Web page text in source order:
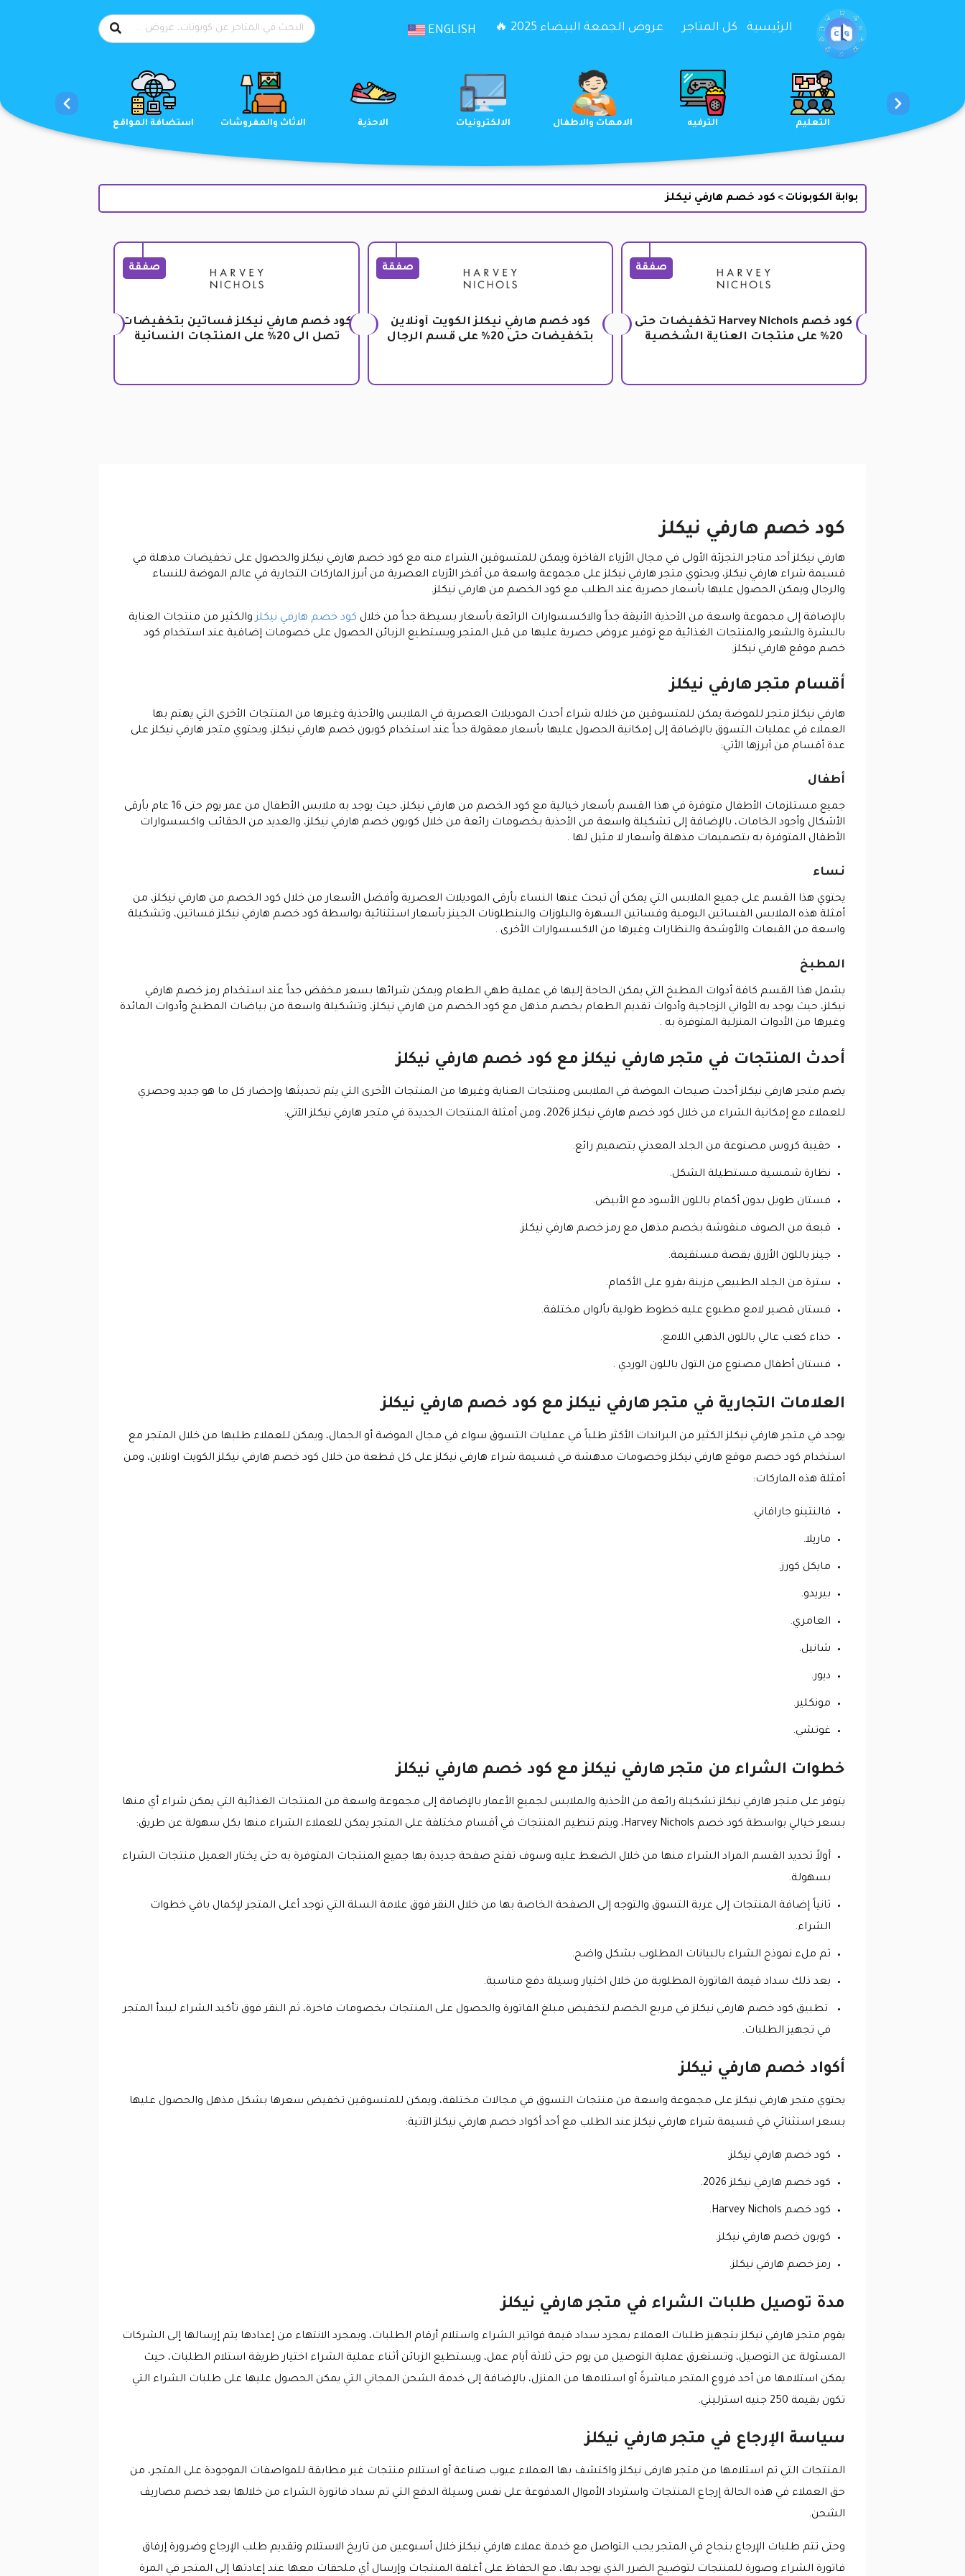
تخطي إلى المحتوى
الرئيسية كل المتاجر عروض الجمعة البيضاء 2025 🔥 ENGLISH
استضافة المواقع الاثاث والمفروشات الاحذية الالكترونيات الامهات والاطفال الترفيه التعليم الجمال والعناية الخدمات
بوابة الكوبونات > كود خصم هارفي نيكلز
صفقة
كود خصم Harvey Nichols تخفيضات حتى
20% على منتجات العناية الشخصية
صفقة
كود خصم هارفي نيكلز الكويت أونلاين
بتخفيضات حتى 20% على قسم الرجال
صفقة
كود خصم هارفي نيكلز فساتين بتخفيضات
تصل الى 20% على المنتجات النسائية
كود خصم هارفي نيكلز
هارفي نيكلز أحد متاجر التجزئة الأولى في مجال الأزياء الفاخرة ويمكن للمتسوقين الشراء منه مع كود خصم هارفي نيكلز والحصول على تخفيضات مذهلة في
قسيمة شراء هارفي نيكلز، ويحتوي متجر هارفي نيكلز على مجموعة واسعة من أفخر الأزياء العصرية من أبرز الماركات التجارية في عالم الموضة للنساء
والرجال ويمكن الحصول عليها بأسعار حصرية عند الطلب مع كود الخصم من هارفي نيكلز.
بالإضافة إلى مجموعة واسعة من الأحذية الأنيقة جداً والاكسسوارات الرائعة بأسعار بسيطة جداً من خلال كود خصم هارفي نيكلزوالكثير من منتجات العناية
بالبشرة والشعر والمنتجات الغذائية مع توفير عروض حصرية عليها من قبل المتجر ويستطيع الزبائن الحصول على خصومات إضافية عند استخدام كود
خصم موقع هارفي نيكلز.
أقسام متجر هارفي نيكلز
هارفي نيكلز متجر للموضة يمكن للمتسوقين من خلاله شراء أحدث الموديلات العصرية في الملابس والأحذية وغيرها من المنتجات الأخرى التي يهتم بها
العملاء في عمليات التسوق بالإضافة إلى إمكانية الحصول عليها بأسعار معقولة جداً عند استخدام كوبون خصم هارفي نيكلز، ويحتوي متجر هارفي نيكلز على
عدة أقسام من أبرزها الأتي:
أطفال
جميع مستلزمات الأطفال متوفرة في هذا القسم بأسعار خيالية مع كود الخصم من هارفي نيكلز، حيث يوجد به ملابس الأطفال من عمر يوم حتى 16 عام بأرقى
الأشكال وأجود الخامات، بالإضافة إلى تشكيلة واسعة من الأحذية بخصومات رائعة من خلال كوبون خصم هارفي نيكلز، والعديد من الحقائب واكسسوارات
الأطفال المتوفرة به بتصميمات مذهلة وأسعار لا مثيل لها .
نساء
يحتوي هذا القسم على جميع الملابس التي يمكن أن تبحث عنها النساء بأرقى الموديلات العصرية وأفضل الأسعار من خلال كود الخصم من هارفي نيكلز، من
أمثلة هذه الملابس الفساتين اليومية وفساتين السهرة والبلوزات والبنطلونات الجينز بأسعار استثنائية بواسطة كود خصم هارفي نيكلز فساتين، وتشكيلة
واسعة من القبعات والأوشحة والنظارات وغيرها من الاكسسوارات الأخرى .
المطبخ
يشمل هذا القسم كافة أدوات المطبخ التي يمكن الحاجة إليها في عملية طهي الطعام ويمكن شرائها بسعر مخفض جداً عند استخدام رمز خصم هارفي
نيكلز، حيث يوجد به الأواني الزجاجية وأدوات تقديم الطعام بخصم مذهل مع كود الخصم من هارفي نيكلز، وتشكيلة واسعة من بياضات المطبخ وأدوات المائدة
وغيرها من الأدوات المنزلية المتوفرة به .
أحدث المنتجات في متجر هارفي نيكلز مع كود خصم هارفي نيكلز
يضم متجر هارفي نيكلز أحدث صيحات الموضة في الملابس ومنتجات العناية وغيرها من المنتجات الأخرى التي يتم تحديثها وإحضار كل ما هو جديد وحصري
للعملاء مع إمكانية الشراء من خلال كود خصم هارفي نيكلز 2026، ومن أمثلة المنتجات الجديدة في متجر هارفي نيكلز الآتي:
حقيبة كروس مصنوعة من الجلد المعدني بتصميم رائع.
نظارة شمسية مستطيلة الشكل.
فستان طويل بدون أكمام باللون الأسود مع الأبيض.
قبعة من الصوف منقوشة بخصم مذهل مع رمز خصم هارفي نيكلز.
جينز باللون الأزرق بقصة مستقيمة.
سترة من الجلد الطبيعي مزينة بفرو على الأكمام.
فستان قصير لامع مطبوع عليه خطوط طولية بألوان مختلفة.
حذاء كعب عالي باللون الذهبي اللامع.
فستان أطفال مصنوع من التول باللون الوردي .
العلامات التجارية في متجر هارفي نيكلز مع كود خصم هارفي نيكلز
يوجد في متجر هارفي نيكلز الكثير من البراندات الأكثر طلباً في عمليات التسوق سواء في مجال الموضة أو الجمال، ويمكن للعملاء طلبها من خلال المتجر مع
استخدام كود خصم موقع هارفي نيكلز وخصومات مدهشة في قسيمة شراء هارفي نيكلز على كل قطعة من خلال كود خصم هارفي نيكلز الكويت اونلاين، ومن
أمثلة هذه الماركات:
فالنتينو جارافاني.
ماريلا.
مايكل كورز.
بيريدو.
العامري.
شانيل.
ديور.
مونكلير.
غوتشي.
خطوات الشراء من متجر هارفي نيكلز مع كود خصم هارفي نيكلز
يتوفر على متجر هارفي نيكلز تشكيلة رائعة من الأحذية والملابس لجميع الأعمار بالإضافة إلى مجموعة واسعة من المنتجات الغذائية التي يمكن شراء أي منها
بسعر خيالي بواسطة كود خصم Harvey Nichols، ويتم تنظيم المنتجات في أقسام مختلفة على المتجر يمكن للعملاء الشراء منها بكل سهولة عن طريق:
أولاً تحديد القسم المراد الشراء منها من خلال الضغط عليه وسوف تفتح صفحة جديدة بها جميع المنتجات المتوفرة به حتى يختار العميل منتجات الشراء
بسهولة.
ثانياً إضافة المنتجات إلى عربة التسوق والتوجه إلى الصفحة الخاصة بها من خلال النقر فوق علامة السلة التي توجد أعلى المتجر لإكمال باقي خطوات
الشراء.
ثم ملء نموذج الشراء بالبيانات المطلوب بشكل واضح.
بعد ذلك سداد قيمة الفاتورة المطلوبة من خلال اختيار وسيلة دفع مناسبة.
تطبيق كود خصم هارفي نيكلز في مربع الخصم لتخفيض مبلغ الفاتورة والحصول على المنتجات بخصومات فاخرة، ثم النقر فوق تأكيد الشراء ليبدأ المتجر
في تجهيز الطلبات.
أكواد خصم هارفي نيكلز
يحتوي متجر هارفي نيكلز على مجموعة واسعة من منتجات التسوق في مجالات مختلفة، ويمكن للمتسوقين تخفيض سعرها بشكل مذهل والحصول عليها
بسعر استثنائي في قسيمة شراء هارفي نيكلز عند الطلب مع أحد أكواد خصم هارفي نيكلز الآتية:
كود خصم هارفي نيكلز.
كود خصم هارفي نيكلز 2026.
كود خصم Harvey Nichols.
كوبون خصم هارفي نيكلز.
رمز خصم هارفي نيكلز.
مدة توصيل طلبات الشراء في متجر هارفي نيكلز
يقوم متجر هارفي نيكلز بتجهيز طلبات العملاء بمجرد سداد قيمة فواتير الشراء واستلام أرقام الطلبات، وبمجرد الانتهاء من إعدادها يتم إرسالها إلى الشركات
المسئولة عن التوصيل، وتستغرق عملية التوصيل من يوم حتى ثلاثة أيام عمل، ويستطيع الزبائن أثناء عملية الشراء اختيار طريقة استلام الطلبات، حيث
يمكن استلامها من أحد فروع المتجر مباشرةً أو استلامها من المنزل، بالإضافة إلى خدمة الشحن المجاني التي يمكن الحصول عليها على طلبات الشراء التي
تكون بقيمة 250 جنيه استرليني.
سياسة الإرجاع في متجر هارفي نيكلز
المنتجات التي تم استلامها من متجر هارفى نيكلز واكتشف بها العملاء عيوب صناعة أو استلام منتجات غير مطابقة للمواصفات الموجودة على المتجر، من
حق العملاء في هذه الحالة إرجاع المنتجات واسترداد الأموال المدفوعة على نفس وسيلة الدفع التي تم سداد فاتورة الشراء من خلالها بعد خصم مصاريف
الشحن.
وحتى تتم طلبات الإرجاع بنجاح في المتجر يجب التواصل مع خدمة عملاء هارفي نيكلز خلال أسبوعين من تاريخ الاستلام وتقديم طلب الإرجاع وضرورة إرفاق
فاتورة الشراء وصورة للمنتجات لتوضيح الضرر الذي يوجد بها، مع الحفاظ على أغلفة المنتجات وإرسال أي ملحقات معها عند إعادتها إلى المتجر في المرة